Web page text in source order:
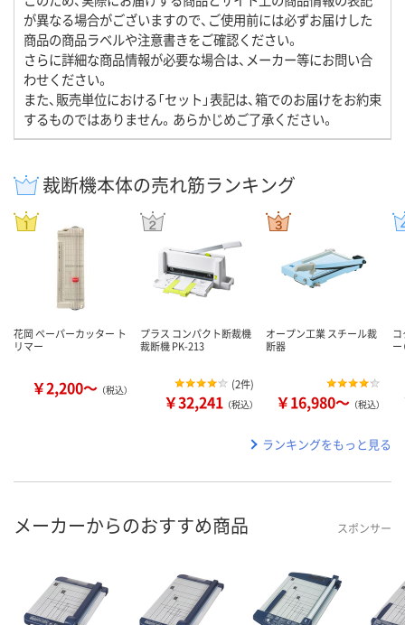
が異なる場合がございますので、ご使用前には必ずお届けした
商品の商品ラベルや注意書きをご確認ください。
さらに詳細な商品情報が必要な場合は、メーカー等にお問い合
わせください。
また、販売単位における「セット」表記は、箱でのお届けをお約束
するものではありません。あらかじめご了承ください。
裁断機本体の売れ筋ランキング
花岡 ペーパーカッター ト
リマー
￥2,200～ （税込）
プラス コンパクト断裁機
裁断機 PK-213
(2件)
￥32,241 （税込）
オープン工業 スチール裁
断器
￥16,980～ （税込）
ー
ランキングをもっと見る
メーカーからのおすすめ商品 スポンサー